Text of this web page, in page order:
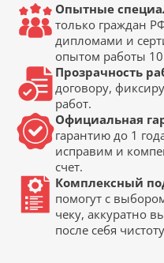
Опытные
только граждан
дипломами и
опытом работы 10
Прозрачность
договору,
работ.
Официальная
гарантию до 1
исправим и
счет.
Комплексный
помогут с
чеку, аккуратно
после себя